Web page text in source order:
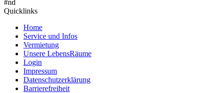
#nd
Quicklinks
Home
Service und Infos
Vermietung
Unsere LebensRäume
Login
Impressum
Datenschutzerklärung
Barrierefreiheit